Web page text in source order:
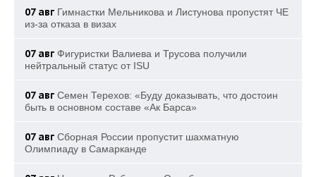
07 авг Гимнастки Мельникова и Листунова пропустят ЧЕ
из-за отказа в визах
07 авг Фигуристки Валиева и Трусова получили
нейтральный статус от ISU
07 авг Семен Терехов: «Буду доказывать, что достоин
быть в основном составе «Ак Барса»
07 авг Сборная России пропустит шахматную
Олимпиаду в Самарканде